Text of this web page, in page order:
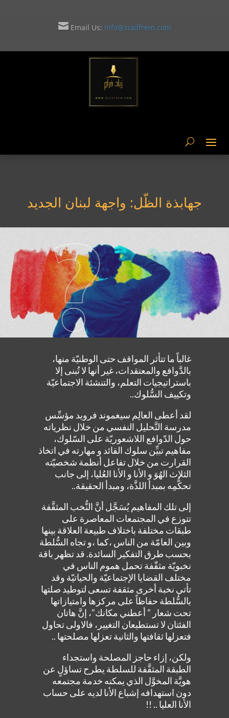

جهابذة الظّل: واجهة لبنان الجديد
غالباً ما تتأثر المواقف حتى الوطنيّة منها،
بالدَّوافع والمعتقدات، غير أنها لا تُبنى إلا
باستراتيجيات التعلم، والتنشئة الاجتماعيّة
وتكييف السُّلوك..
لقد أعطى العالِم سيغموند فرويد مؤسِّس
مدرسة التَّحليل النفسي من خلال نظرياته
حول الدّوافع اللاشعوريّة على السّلوك،
مفاهيم تبيِّن سلوك القائد و مهارته في اتخاذ
القرارت من خلال تفاعل أنظمة شخصيّته
الثلاث الهُوَ و الأنا و الأنا العُليا، إلى جانب
تحكُّمِه بمبدأ اللذَّة، ومبدأ الحقيقة..
إلى تلك المفاهيم يُسَجَّل أنَّ النُّخب المثقَّفة
تتوزع في المجتمعات المعاصرة على
طبقات مختلفة باختلاف طبيعة العلاقة بينها
وبين العامّة من الناس ،كما ،و تجاه السُّلطة
بحسب طرق التفكير السائدة. قد تظهر باقة
نخبويّة مثقّفة تحمل هموم الناس في
مختلف القضايا الإجتماعيّة والحياتيّة وقد
تأتي نخبة أخرى مثقفة تسعى لتوطيد صلتها
بالسُّلطة حفاظاً على مركزها وامتيازاتها
تحت شعار ” أعطني مكانك”، إنَّ هاتان
الفئتان لا تستطيعان التغيير، فالاولى تحاول
فتعزلها ثقافتها والثانية تعزلها مصلحتها ..
ولكن، إزاء حاجز المصلحة واستجداء
الطبقة المثقَّفة للسلطة يطرح تساؤلٍ عن
هويَّة المخوَّل الذي يمكنه خدمة مجتمعه
دون استهدافه إشباع الأنا لديه على حساب
الأنا العليا .. !!